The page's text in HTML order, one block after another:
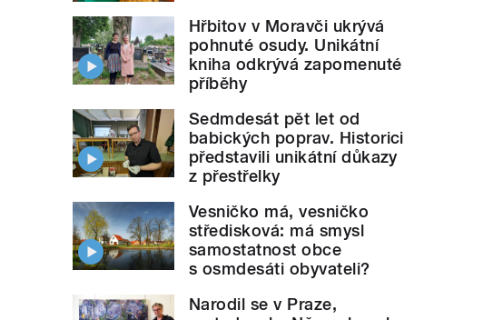
Hřbitov v Moravči ukrývá
pohnuté osudy. Unikátní
kniha odkrývá zapomenuté
příběhy
Sedmdesát pět let od
babických poprav. Historici
představili unikátní důkazy
z přestřelky
Vesničko má, vesničko
středisková: má smysl
samostatnost obce
s osmdesáti obyvateli?
Narodil se v Praze,